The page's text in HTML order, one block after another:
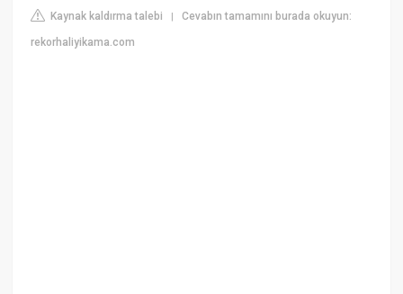
Kaynak kaldırma talebi |Cevabın tamamını burada okuyun:
rekorhaliyikama.com